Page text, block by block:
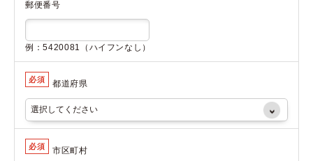
郵便番号
例：5420081（ハイフンなし）
必須 都道府県
必須 市区町村